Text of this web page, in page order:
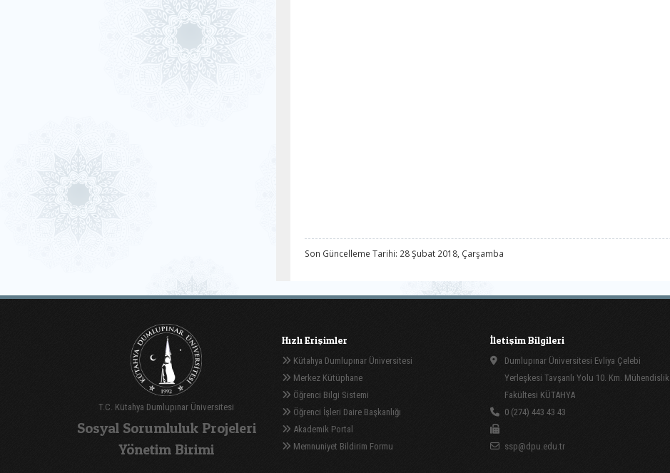
Son Güncelleme Tarihi: 28 Şubat 2018, Çarşamba
T.C. Kütahya Dumlupınar Üniversitesi
Sosyal Sorumluluk Projeleri
Yönetim Birimi
Hızlı Erişimler
Kütahya Dumlupınar Üniversitesi
Merkez Kütüphane
Öğrenci Bilgi Sistemi
Öğrenci İşleri Daire Başkanlığı
Akademik Portal
Memnuniyet Bildirim Formu
İletişim Bilgileri
Dumlupınar Üniversitesi Evliya Çelebi
Yerleşkesi Tavşanlı Yolu 10. Km. Mühendislik
Fakültesi KÜTAHYA
0 (274) 443 43 43
ssp@dpu.edu.tr